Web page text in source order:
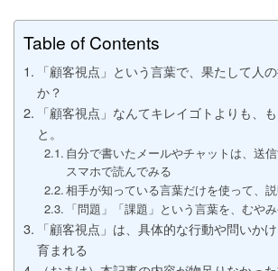
Table of Contents
「顧客視点」という言葉で、果たして人
か？
「顧客視点」なんてキレイゴトよりも、
と。
自分で書いたメールやチャットは、送
スマホで読んでみる
相手が知っている言葉だけを使って、
「問題」「課題」という言葉を、むや
「顧客視点」は、具体的な行動や問いかけ
育まれる